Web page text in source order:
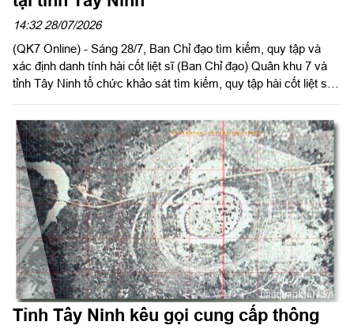
14:32 28/07/2026
(QK7 Online) - Sáng 28/7, Ban Chỉ đạo tìm kiếm, quy tập và
xác định danh tính hài cốt liệt sĩ (Ban Chỉ đạo) Quân khu 7 và
tỉnh Tây Ninh tổ chức khảo sát tìm kiếm, quy tập hài cốt liệt sĩ
Tỉnh Tây Ninh kêu gọi cung cấp thông